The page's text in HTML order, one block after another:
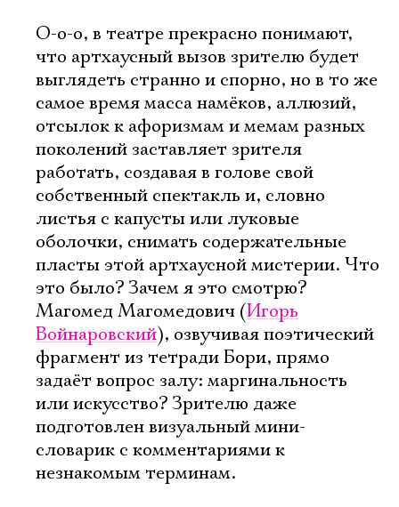
О-о-о, в театре прекрасно понимают,
что артхаусный вызов зрителю будет
выглядеть странно и спорно, но в то же
самое время масса намёков, аллюзий,
отсылок к афоризмам и мемам разных
поколений заставляет зрителя
работать, создавая в голове свой
собственный спектакль и, словно
листья с капусты или луковые
оболочки, снимать содержательные
пласты этой артхаусной мистерии. Что
это было? Зачем я это смотрю?
Магомед Магомедович (Игорь
Войнаровский), озвучивая поэтический
фрагмент из тетради Бори, прямо
задаёт вопрос залу: маргинальность
или искусство? Зрителю даже
подготовлен визуальный мини-
словарик с комментариями к
незнакомым терминам.